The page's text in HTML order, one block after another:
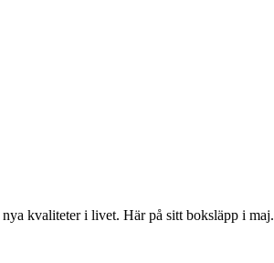
kvaliteter i livet. Här på sitt boksläpp i maj.